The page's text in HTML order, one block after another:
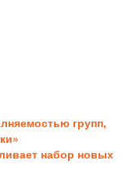
групп,
набор новых